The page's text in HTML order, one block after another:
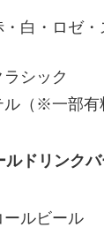
・白・ロゼ
シック
（※一部有
ルドリンクバ
ールビール